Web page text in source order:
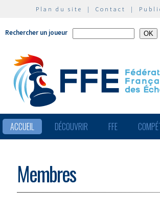
Plan du site | Contact |
Rechercher un joueur
ACCUEIL DÉCOUVRIR FFE
Membres